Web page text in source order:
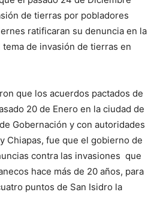
de tierras por pobladores
ratificaran su denuncia en la
de invasión de tierras en
que los acuerdos pactados de
20 de Enero en la ciudad de
Gobernación y con autoridades
Chiapas, fue que el gobierno de
contra las invasiones que
hace más de 20 años, para
puntos de San Isidro la